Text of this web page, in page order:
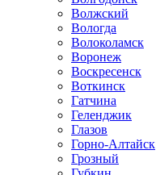
Волжский
Вологда
Волоколамск
Воронеж
Воскресенск
Воткинск
Гатчина
Геленджик
Глазов
Горно-Алтайск
Грозный